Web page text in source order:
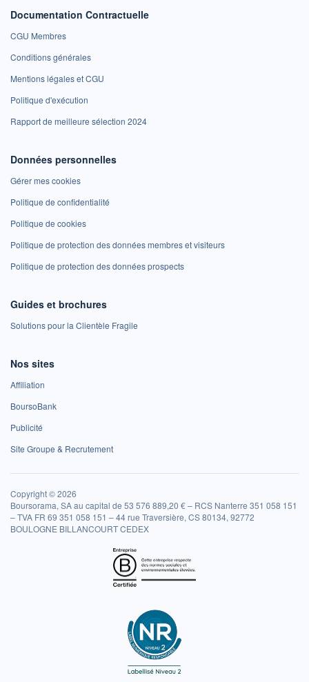
Documentation Contractuelle
CGU Membres
Conditions générales
Mentions légales et CGU
Politique d'exécution
Rapport de meilleure sélection 2024
Données personnelles
Gérer mes cookies
Politique de confidentialité
Politique de cookies
Politique de protection des données membres et visiteurs
Politique de protection des données prospects
Guides et brochures
Solutions pour la Clientèle Fragile
Nos sites
Affiliation
BoursoBank
Publicité
Site Groupe & Recrutement
Copyright © 2026
Boursorama, SA au capital de 53 576 889,20 € – RCS Nanterre 351 058 151
– TVA FR 69 351 058 151 – 44 rue Traversière, CS 80134, 92772
BOULOGNE BILLANCOURT CEDEX